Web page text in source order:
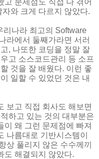
와 크게 다르지 않았다.
리나라 최고의 Software
라에서 둘째가라면 서러
, 나또한 코딩을 정말 잘
고 소스코드관리 등 소프
것을 잘 배웠다. 이런 좋
일할 수 있었던 것은 내
보고 직접 회사도 해보면
하고 있는 것의 대부분은
이 왜 그런 문제점에 빠져
나름대로 기반시스템이
상 풀리지 않은 수수께끼
도 해결되지 않았다.